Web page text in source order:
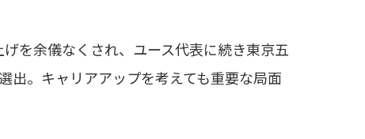
を余儀なくされ、ユース代表に続き東京五
出。キャリアアップを考えても重要な局面